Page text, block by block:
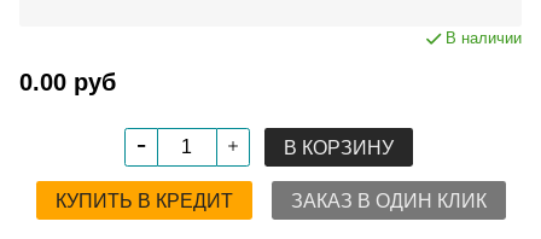
В наличии
0.00 руб
В КОРЗИНУ
КУПИТЬ В КРЕДИТ ЗАКАЗ В ОДИН КЛИК